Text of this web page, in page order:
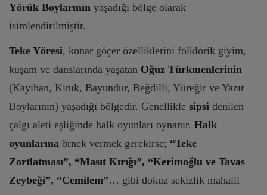
Yörük Boylarının yaşadığı bölge olarak
isimlendirilmiştir.
Teke Yöresi, konar göçer özelliklerini folklorik giyim,
kuşam ve danslarında yaşatan Oğuz Türkmenlerinin
(Kayıhan, Kınık, Bayundur, Beğdilli, Yüreğir ve Yazır
Boylarının) yaşadığı bölgedir. Genellikle sipsi denilen
çalgı aleti eşliğinde halk oyunları oynanır. Halk
oyunlarına örnek vermek gerekirse; “Teke
Zortlatması”, “Masıt Kırığı”, “Kerimoğlu ve Tavas
Zeybeği”, “Cemilem”… gibi dokuz sekizlik mahalli